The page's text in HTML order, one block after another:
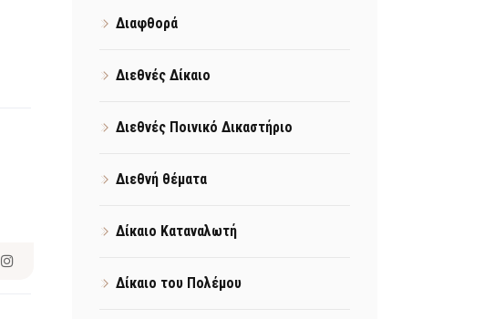
Διαφθορά
Διεθνές Δίκαιο
Διεθνές Ποινικό Δικαστήριο
Διεθνή θέματα
Δίκαιο Καταναλωτή
Δίκαιο του Πολέμου